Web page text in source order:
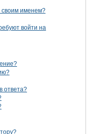
своим именем?
войти на
ответа?